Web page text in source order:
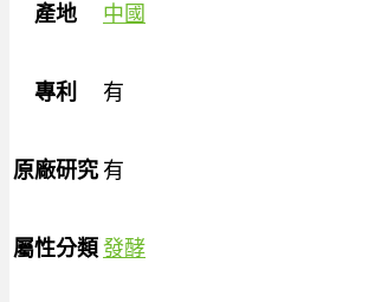
產地 中國
專利 有
原廠研究 有
屬性分類發酵